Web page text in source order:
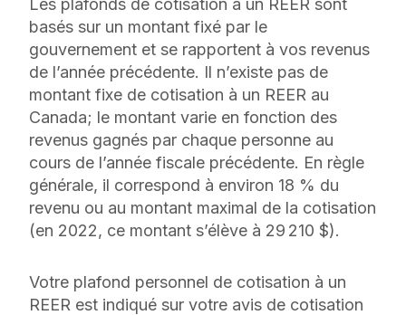
Les plafonds de cotisation à un REER sont
basés sur un montant fixé par le
gouvernement et se rapportent à vos revenus
de l’année précédente. Il n’existe pas de
montant fixe de cotisation à un REER au
Canada; le montant varie en fonction des
revenus gagnés par chaque personne au
cours de l’année fiscale précédente. En règle
générale, il correspond à environ 18 % du
revenu ou au montant maximal de la cotisation
(en 2022, ce montant s’élève à 29 210 $).
Votre plafond personnel de cotisation à un
REER est indiqué sur votre avis de cotisation